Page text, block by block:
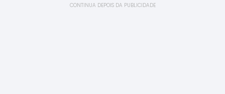
CONTINUA DEPOIS DA PUBLICIDADE